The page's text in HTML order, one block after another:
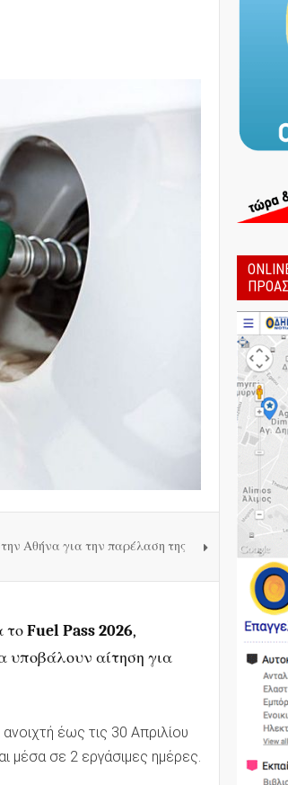
Αθήνα για την παρέλαση της
τοFuel Pass 2026,
υποβάλουν αίτηση για
ανοιχτή έως τις 30 Απριλίου
μέσα σε 2 εργάσιμες ημέρες.